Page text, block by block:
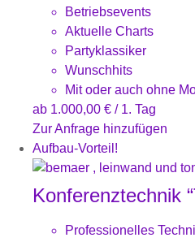
Betriebsevents
Aktuelle Charts
Partyklassiker
Wunschhits
Mit oder auch ohne
ab 1.000,00 € / 1. Tag
Zur Anfrage hinzufügen
Aufbau-Vorteil!
Konferenztechnik
Professionelles